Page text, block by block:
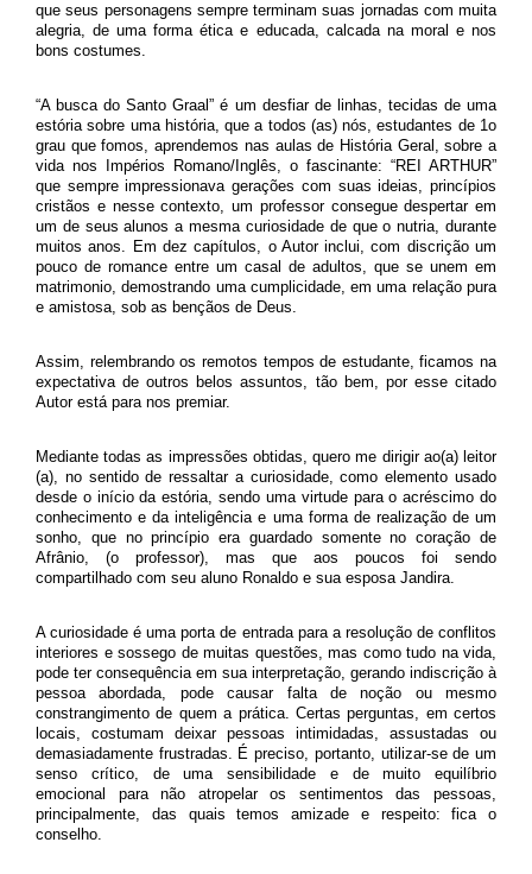
que seus personagens sempre terminam suas jornadas com muita
alegria, de uma forma ética e educada, calcada na moral e nos
bons costumes.
“A busca do Santo Graal” é um desfiar de linhas, tecidas de uma
estória sobre uma história, que a todos (as) nós, estudantes de 1o
grau que fomos, aprendemos nas aulas de História Geral, sobre a
vida nos Impérios Romano/Inglês, o fascinante: “REI ARTHUR”
que sempre impressionava gerações com suas ideias, princípios
cristãos e nesse contexto, um professor consegue despertar em
um de seus alunos a mesma curiosidade de que o nutria, durante
muitos anos. Em dez capítulos, o Autor inclui, com discrição um
pouco de romance entre um casal de adultos, que se unem em
matrimonio, demostrando uma cumplicidade, em uma relação pura
e amistosa, sob as bençãos de Deus.
Assim, relembrando os remotos tempos de estudante, ficamos na
expectativa de outros belos assuntos, tão bem, por esse citado
Autor está para nos premiar.
Mediante todas as impressões obtidas, quero me dirigir ao(a) leitor
(a), no sentido de ressaltar a curiosidade, como elemento usado
desde o início da estória, sendo uma virtude para o acréscimo do
conhecimento e da inteligência e uma forma de realização de um
sonho, que no princípio era guardado somente no coração de
Afrânio, (o professor), mas que aos poucos foi sendo
compartilhado com seu aluno Ronaldo e sua esposa Jandira.
A curiosidade é uma porta de entrada para a resolução de conflitos
interiores e sossego de muitas questões, mas como tudo na vida,
pode ter consequência em sua interpretação, gerando indiscrição à
pessoa abordada, pode causar falta de noção ou mesmo
constrangimento de quem a prática. Certas perguntas, em certos
locais, costumam deixar pessoas intimidadas, assustadas ou
demasiadamente frustradas. É preciso, portanto, utilizar-se de um
senso crítico, de uma sensibilidade e de muito equilíbrio
emocional para não atropelar os sentimentos das pessoas,
principalmente, das quais temos amizade e respeito: fica o
conselho.